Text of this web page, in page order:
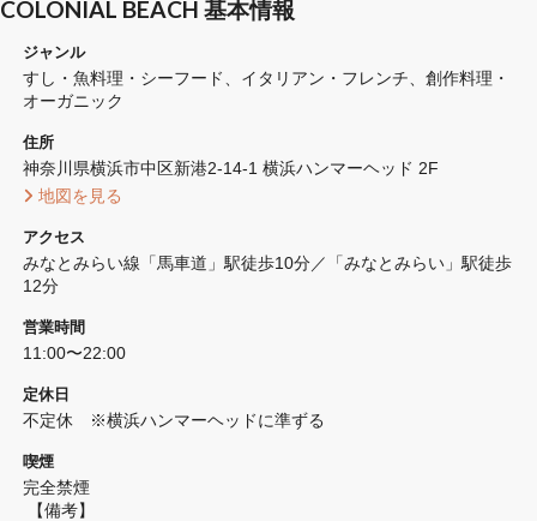
COLONIAL BEACH 基本情報
ジャンル
すし・魚料理・シーフード イタリアン・フレンチ
創作料理・
オーガニック
住所
神奈川県横浜市中区新港2-14-1 横浜ハンマーヘッド 2F
地図を見る
アクセス
みなとみらい線「馬車道」駅徒歩10分／「みなとみらい」駅徒歩
12分
営業時間
11:00〜22:00
定休日
不定休　※横浜ハンマーヘッドに準ずる
喫煙
完全禁煙
【備考】